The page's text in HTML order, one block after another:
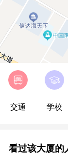
看过该大厦的